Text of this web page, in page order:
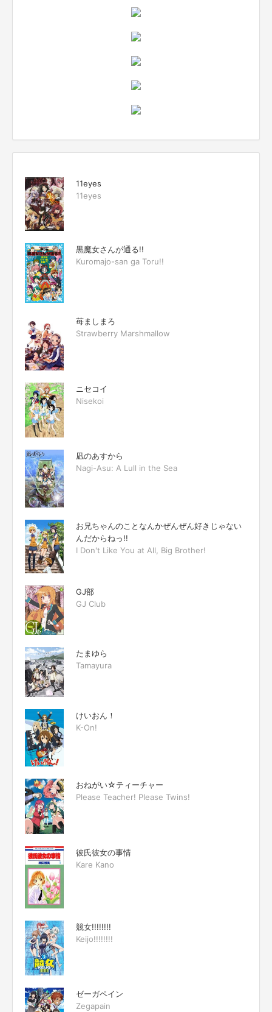
11eyes
11eyes
黒魔女さんが通る!!
Kuromajo-san ga Toru!!
苺ましまろ
Strawberry Marshmallow
ニセコイ
Nisekoi
凪のあすから
Nagi-Asu: A Lull in the Sea
お兄ちゃんのことなんかぜんぜん好きじゃない
んだからねっ!!
I Don't Like You at All, Big Brother!
GJ部
GJ Club
たまゆら
Tamayura
けいおん！
K-On!
おねがい☆ティーチャー
Please Teacher! Please Twins!
彼氏彼女の事情
Kare Kano
競女!!!!!!!!
Keijo!!!!!!!!
ゼーガペイン
Zegapain